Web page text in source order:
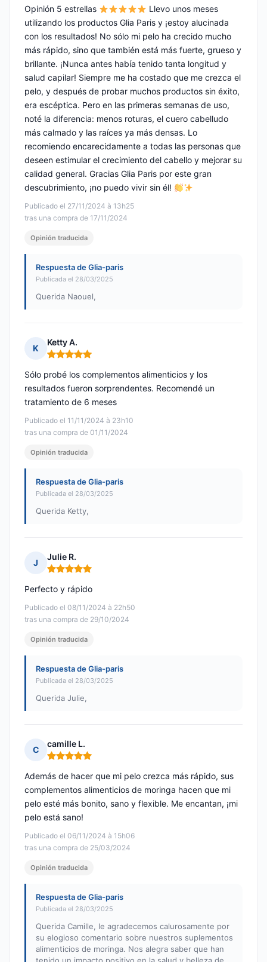
Publicado el 27/11/2024 à 13h25
tras una compra de 17/11/2024
Opinión 5 estrellas
Llevo unos meses
utilizando los productos Glia Paris y ¡estoy alucinada
con los resultados! No sólo mi pelo ha crecido mucho
más rápido, sino que también está más fuerte, grueso y
brillante. ¡Nunca antes había tenido tanta longitud y
salud capilar! Siempre me ha costado que me crezca el
pelo, y después de probar muchos productos sin éxito,
era escéptica. Pero en las primeras semanas de uso,
noté la diferencia: menos roturas, el cuero cabelludo
más calmado y las raíces ya más densas. Lo
recomiendo encarecidamente a todas las personas que
deseen estimular el crecimiento del cabello y mejorar su
calidad general. Gracias Glia Paris por este gran
descubrimiento, ¡no puedo vivir sin él!
Opinión traducida
Respuesta de Glia-paris
Publicada el 28/03/2025
Querida Naouel,
K
Ketty A.
Nota: 5 de 5
Publicado el 11/11/2024 à 23h10
tras una compra de 01/11/2024
Sólo probé los complementos alimenticios y los
resultados fueron sorprendentes. Recomendé un
tratamiento de 6 meses
Opinión traducida
Respuesta de Glia-paris
Publicada el 28/03/2025
Querida Ketty,
J
Julie R.
Nota: 5 de 5
Publicado el 08/11/2024 à 22h50
tras una compra de 29/10/2024
Perfecto y rápido
Opinión traducida
Respuesta de Glia-paris
Publicada el 28/03/2025
Querida Julie,
C
camille L.
Nota: 5 de 5
Publicado el 06/11/2024 à 15h06
tras una compra de 25/03/2024
Además de hacer que mi pelo crezca más rápido, sus
complementos alimenticios de moringa hacen que mi
pelo esté más bonito, sano y flexible. Me encantan, ¡mi
pelo está sano!
Opinión traducida
Respuesta de Glia-paris
Publicada el 28/03/2025
Querida Camille, le agradecemos calurosamente por
su elogioso comentario sobre nuestros suplementos
alimenticios de moringa. Nos alegra saber que han